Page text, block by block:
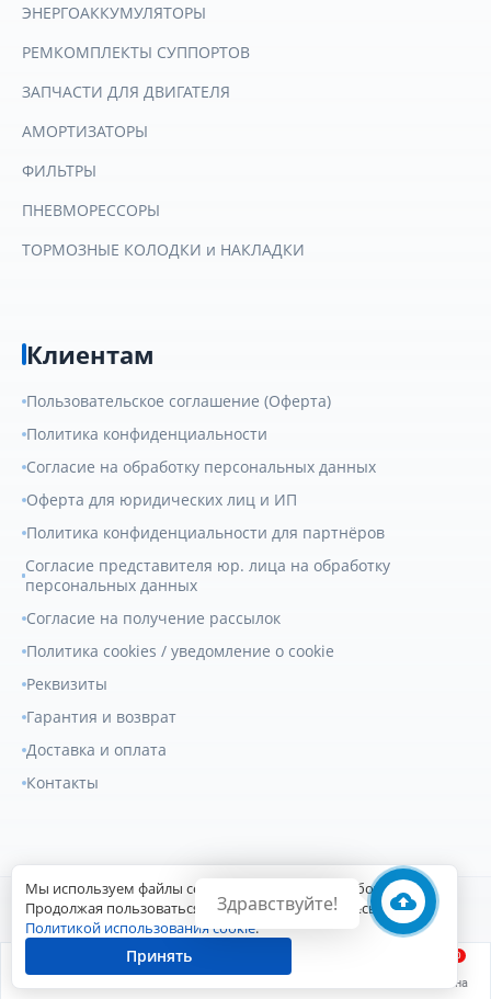
Здравствуйте!
0
Корзина
ЭНЕРГОАККУМУЛЯТОРЫ
РЕМКОМПЛЕКТЫ СУППОРТОВ
ЗАПЧАСТИ ДЛЯ ДВИГАТЕЛЯ
АМОРТИЗАТОРЫ
ФИЛЬТРЫ
ПНЕВМОРЕССОРЫ
ТОРМОЗНЫЕ КОЛОДКИ и НАКЛАДКИ
Клиентам
Пользовательское соглашение (Оферта)
Политика конфиденциальности
Согласие на обработку персональных данных
Оферта для юридических лиц и ИП
Политика конфиденциальности для партнёров
Согласие представителя юр. лица на обработку
персональных данных
Согласие на получение рассылок
Политика cookies / уведомление о cookie
Реквизиты
Гарантия и возврат
Доставка и оплата
Контакты
© 2007-2026Геркулес Трак. Все права защищены.
Сайт разработан Digital-агентством
Мы используем файлы cookie для улучшения работы сайта.
Продолжая пользоваться сайтом, вы соглашаетесь с
Политикой использования cookie.
Принять